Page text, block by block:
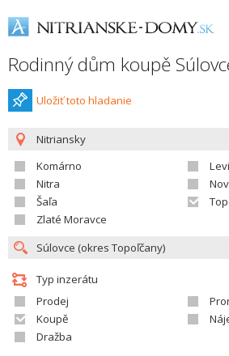
Rodinný dům koupě
Uložiť toto hladanie
Nitriansky
Komárno
Nitra
Šaľa
Zlaté Moravce
Typ inzerátu
Prodej
Koupě
Dražba